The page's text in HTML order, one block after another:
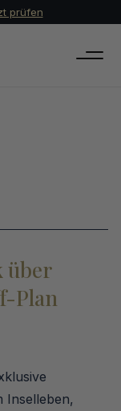
prüfen
über
Plan
Inselleben,